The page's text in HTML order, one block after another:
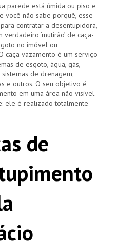
parede está úmida ou piso e
você não sabe porquê, esse
contratar a desentupidora,
‘mutirão’ de caça-
no imóvel ou
caça vazamento é um serviço
de esgoto, água, gás,
de drenagem,
e outros. O seu objetivo é
em uma área não visível.
ele é realizado totalmente
de